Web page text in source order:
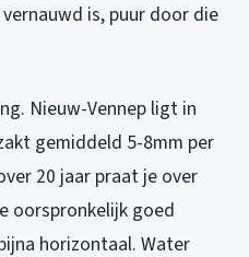
is, puur door die
Nieuw-Vennep ligt in
gemiddeld 5-8mm per
20 jaar praat je over
oorspronkelijk goed
horizontaal. Water